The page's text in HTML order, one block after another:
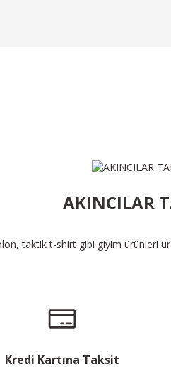
AKINCILAR
taktik t-shirt gibi giyim ürünleri
Kredi Kartına Taksit